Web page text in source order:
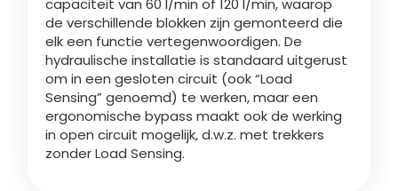
Eesti keel
Slovenija
Lietuvių kalba
capaciteit van 60 l/min of 120 l/min, waarop
de verschillende blokken zijn gemonteerd die
elk een functie vertegenwoordigen. De
hydraulische installatie is standaard uitgerust
om in een gesloten circuit (ook “Load
Sensing” genoemd) te werken, maar een
ergonomische bypass maakt ook de werking
in open circuit mogelijk, d.w.z. met trekkers
zonder Load Sensing.